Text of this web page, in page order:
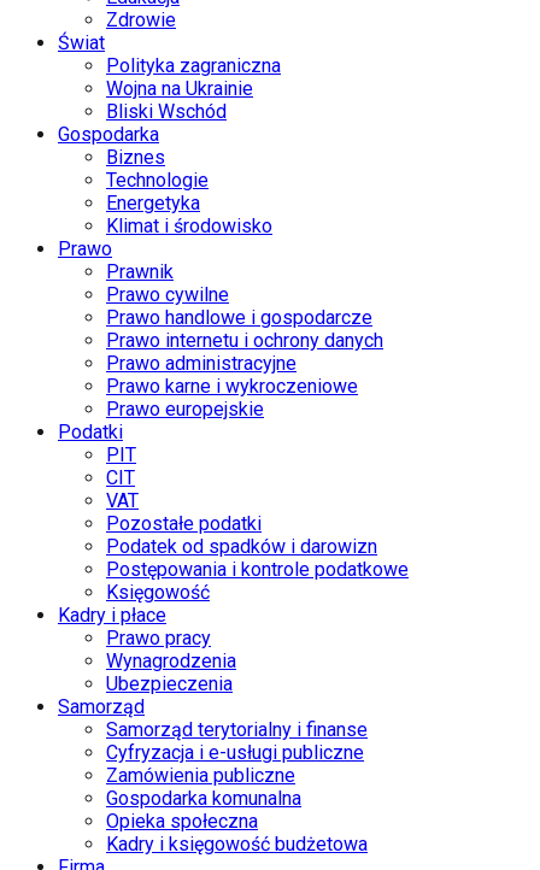
Zdrowie
Świat
Polityka zagraniczna
Wojna na Ukrainie
Bliski Wschód
Gospodarka
Biznes
Technologie
Energetyka
Klimat i środowisko
Prawo
Prawnik
Prawo cywilne
Prawo handlowe i gospodarcze
Prawo internetu i ochrony danych
Prawo administracyjne
Prawo karne i wykroczeniowe
Prawo europejskie
Podatki
PIT
CIT
VAT
Pozostałe podatki
Podatek od spadków i darowizn
Postępowania i kontrole podatkowe
Księgowość
Kadry i płace
Prawo pracy
Wynagrodzenia
Ubezpieczenia
Samorząd
Samorząd terytorialny i finanse
Cyfryzacja i e-usługi publiczne
Zamówienia publiczne
Gospodarka komunalna
Opieka społeczna
Kadry i księgowość budżetowa